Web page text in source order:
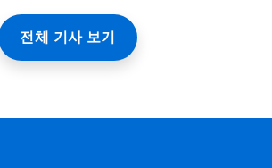
전체 기사 보기